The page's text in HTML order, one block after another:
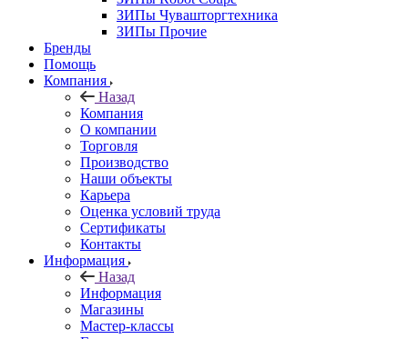
ЗИПы Чувашторгтехника
ЗИПы Прочие
Бренды
Помощь
Компания
Назад
Компания
О компании
Торговля
Производство
Наши объекты
Карьера
Оценка условий труда
Сертификаты
Контакты
Информация
Назад
Информация
Магазины
Мастер-классы